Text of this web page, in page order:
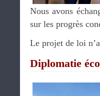
Nous avons
sur les progrès
Le projet de loi
Diplomatie